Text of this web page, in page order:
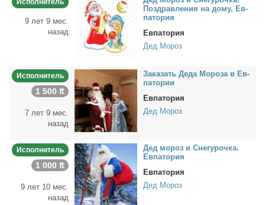
Исполнитель
9 лет 9 мес.
назад
По­здрав­ле­ния на до­му, Ев­
па­то­рия
Евпатория
Дед Мороз
Исполнитель
1 500 ₶
7 лет 9 мес.
назад
За­ка­зать Де­да Мо­ро­за в Ев­
па­то­рии
Евпатория
Дед Мороз
Исполнитель
1 000 ₶
9 лет 10 мес.
назад
Дед мо­роз и Сне­гу­роч­ка.
Ев­па­то­рия
Евпатория
Дед Мороз